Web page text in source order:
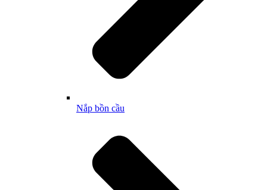
Nắp bồn cầu